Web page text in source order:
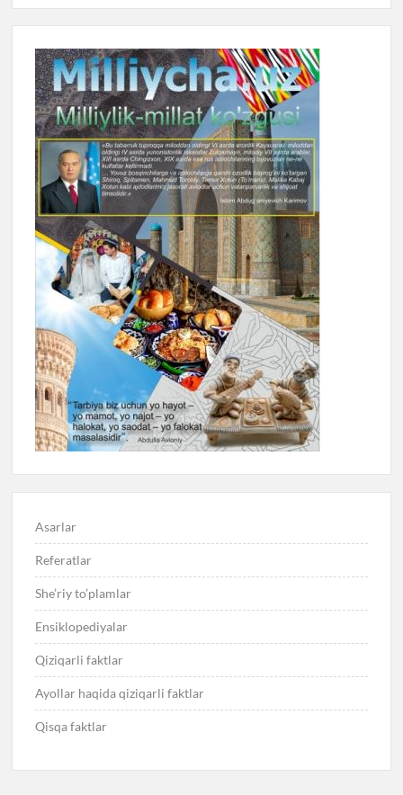
Asarlar
Referatlar
She’riy to’plamlar
Ensiklopediyalar
Qiziqarli faktlar
Ayollar haqida qiziqarli faktlar
Qisqa faktlar